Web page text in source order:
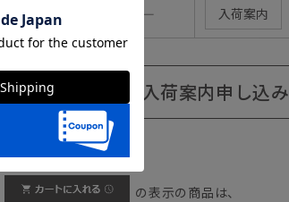
185cm ― 入荷案内
入荷案内申し込み
【 アイコンについて】
の表示の商品は、